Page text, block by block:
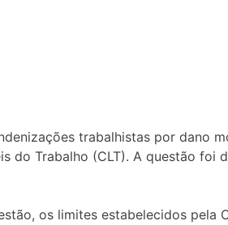
trabalhistas por dano
do Trabalho (CLT). A questão foi
os limites estabelecidos pela